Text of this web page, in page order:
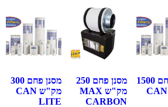
מסנן פחם 1500
מק"ש CAN
מסנן פחם 250
מק"ש MAX
CARBON
מסנן פחם 300
מק"ש CAN
LITE